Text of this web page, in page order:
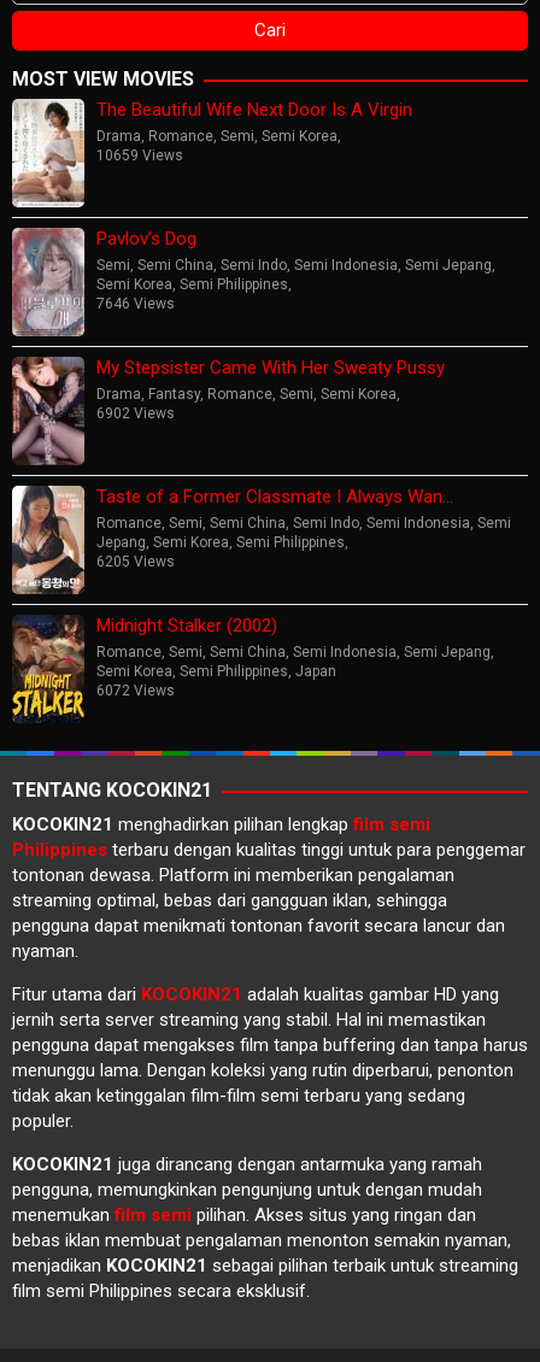
MOST VIEW MOVIES
The Beautiful Wife Next Door Is A Virgin
Drama, Romance, Semi, Semi Korea,
10659 Views
Pavlov’s Dog
Semi, Semi China, Semi Indo, Semi Indonesia, Semi Jepang,
Semi Korea, Semi Philippines,
7646 Views
My Stepsister Came With Her Sweaty Pussy
Drama, Fantasy, Romance, Semi, Semi Korea,
6902 Views
Taste of a Former Classmate I Always Wan…
Romance, Semi, Semi China, Semi Indo, Semi Indonesia, Semi
Jepang, Semi Korea, Semi Philippines,
6205 Views
Midnight Stalker (2002)
Romance, Semi, Semi China, Semi Indonesia, Semi Jepang,
Semi Korea, Semi Philippines, Japan
6072 Views
TENTANG KOCOKIN21
KOCOKIN21 menghadirkan pilihan lengkapfilm semi
Philippines terbaru dengan kualitas tinggi untuk para penggemar
tontonan dewasa. Platform ini memberikan pengalaman
streaming optimal, bebas dari gangguan iklan, sehingga
pengguna dapat menikmati tontonan favorit secara lancur dan
nyaman.
Fitur utama dari KOCOKIN21 adalah kualitas gambar HD yang
jernih serta server streaming yang stabil. Hal ini memastikan
pengguna dapat mengakses film tanpa buffering dan tanpa harus
menunggu lama. Dengan koleksi yang rutin diperbarui, penonton
tidak akan ketinggalan film-film semi terbaru yang sedang
populer.
KOCOKIN21 juga dirancang dengan antarmuka yang ramah
pengguna, memungkinkan pengunjung untuk dengan mudah
menemukanfilm semi pilihan. Akses situs yang ringan dan
bebas iklan membuat pengalaman menonton semakin nyaman,
menjadikan KOCOKIN21 sebagai pilihan terbaik untuk streaming
film semi Philippines secara eksklusif.